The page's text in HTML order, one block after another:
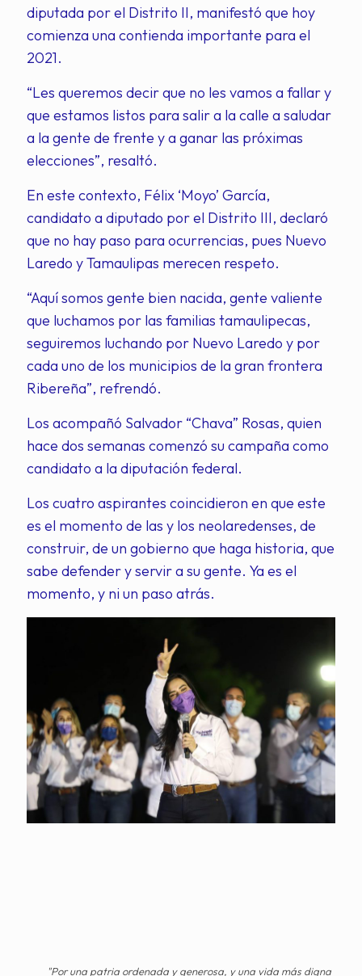
diputada por el Distrito II, manifestó que hoy
comienza una contienda importante para el
2021.
“Les queremos decir que no les vamos a fallar y
que estamos listos para salir a la calle a saludar
a la gente de frente y a ganar las próximas
elecciones”, resaltó.
En este contexto, Félix ‘Moyo’ García,
candidato a diputado por el Distrito III, declaró
que no hay paso para ocurrencias, pues Nuevo
Laredo y Tamaulipas merecen respeto.
“Aquí somos gente bien nacida, gente valiente
que luchamos por las familias tamaulipecas,
seguiremos luchando por Nuevo Laredo y por
cada uno de los municipios de la gran frontera
Ribereña”, refrendó.
Los acompañó Salvador “Chava” Rosas, quien
hace dos semanas comenzó su campaña como
candidato a la diputación federal.
Los cuatro aspirantes coincidieron en que este
es el momento de las y los neolaredenses, de
construir, de un gobierno que haga historia, que
sabe defender y servir a su gente. Ya es el
momento, y ni un paso atrás.
"Por una patria ordenada y generosa, y una vida más digna